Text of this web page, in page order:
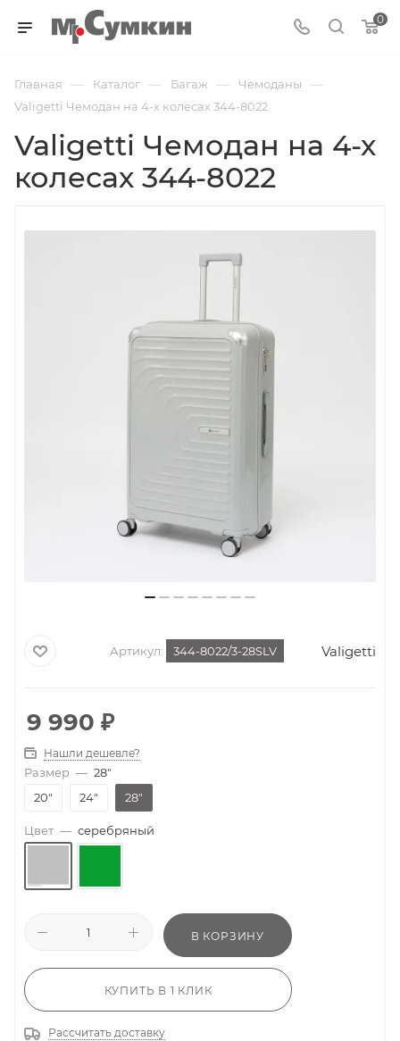
0
Главная — Каталог — Багаж — Чемоданы —
Valigetti Чемодан на 4-х колесах 344-8022
Valigetti Чемодан на 4-х
колесах 344-8022
Артикул: 344-8022/3-28SLV Valigetti
9 990 ₽
Нашли дешевле?
Размер — 28"
20"
24" 28"
Цвет — серебряный
В КОРЗИНУ
КУПИТЬ В 1 КЛИК
Рассчитать доставку